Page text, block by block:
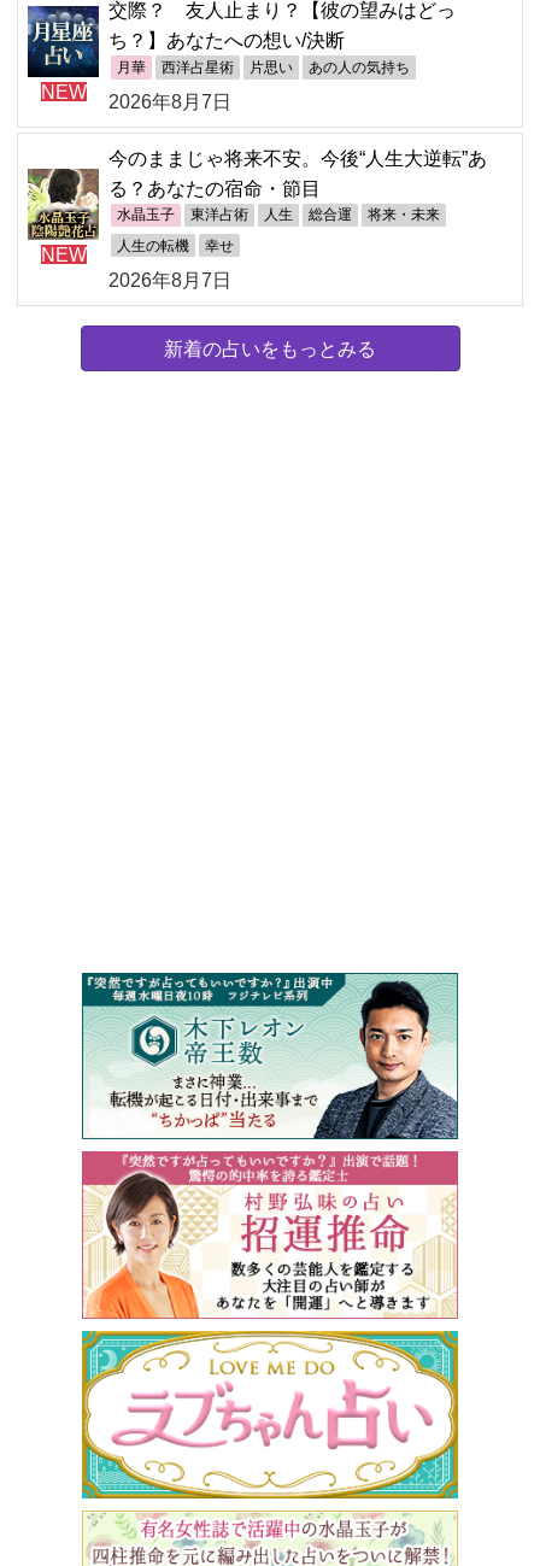
NEW
交際？ 友人止まり？【彼の望みはどっ
ち？】あなたへの想い/決断
月華 西洋占星術 片思い あの人の気持ち
2026年8月7日
NEW
今のままじゃ将来不安。今後“人生大逆転”あ
る？あなたの宿命・節目
水晶玉子 東洋占術 人生 総合運 将来・未来
人生の転機 幸せ
2026年8月7日
新着の占いをもっとみる